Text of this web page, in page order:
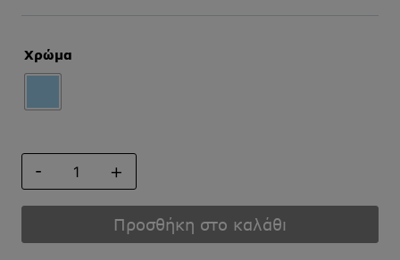
Χρώμα
ποσότητα
Προσθήκη στο καλάθι